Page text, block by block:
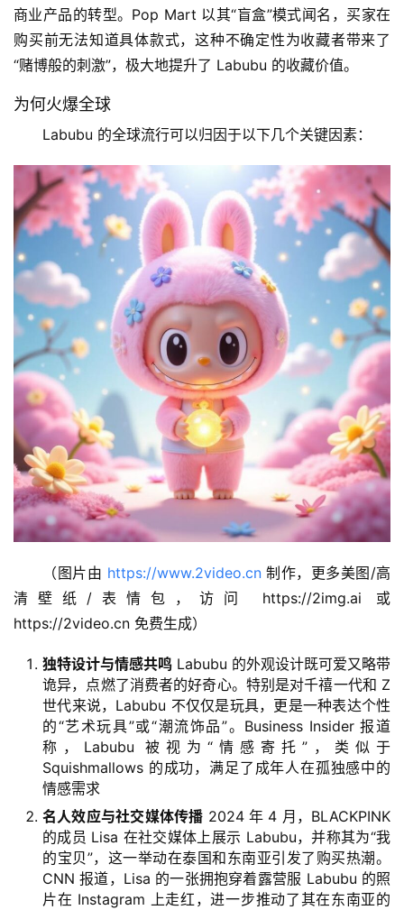
商业产品的转型。Pop Mart 以其“盲盒”模式闻名，买家在
购买前无法知道具体款式，这种不确定性为收藏者带来了
“赌博般的刺激”，极大地提升了 Labubu 的收藏价值。
为何火爆全球
Labubu 的全球流行可以归因于以下几个关键因素：
（图片由 https://www.2video.cn 制作，更多美图/高
清壁纸/表情包，访问 https://2img.ai 或
https://2video.cn 免费生成）
独特设计与情感共鸣 Labubu 的外观设计既可爱又略带
诡异，点燃了消费者的好奇心。特别是对千禧一代和 Z
世代来说，Labubu 不仅仅是玩具，更是一种表达个性
的“艺术玩具”或“潮流饰品”。Business Insider 报道
称，Labubu 被视为“情感寄托”，类似于
Squishmallows 的成功，满足了成年人在孤独感中的
情感需求
名人效应与社交媒体传播 2024 年 4 月，BLACKPINK
的成员 Lisa 在社交媒体上展示 Labubu，并称其为“我
的宝贝”，这一举动在泰国和东南亚引发了购买热潮。
CNN 报道，Lisa 的一张拥抱穿着露营服 Labubu 的照
片在 Instagram 上走红，进一步推动了其在东南亚的